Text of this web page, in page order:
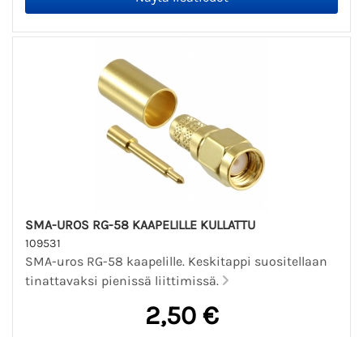
SMA-UROS RG-58 KAAPELILLE KULLATTU
109531
SMA-uros RG-58 kaapelille. Keskitappi suositellaan
tinattavaksi pienissä liittimissä.
2,50 €